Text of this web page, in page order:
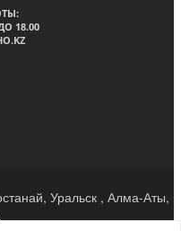
18.00
Уральск , Алма-Аты,